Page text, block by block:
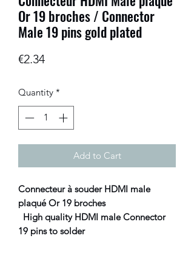
Or 19 broches / Connector
Male 19 pins gold plated
€2.34Price
Quantity *
Add to Cart
Connecteur à souder HDMI male
plaqué Or 19 broches
High quality HDMI male Connector
19 pins to solder